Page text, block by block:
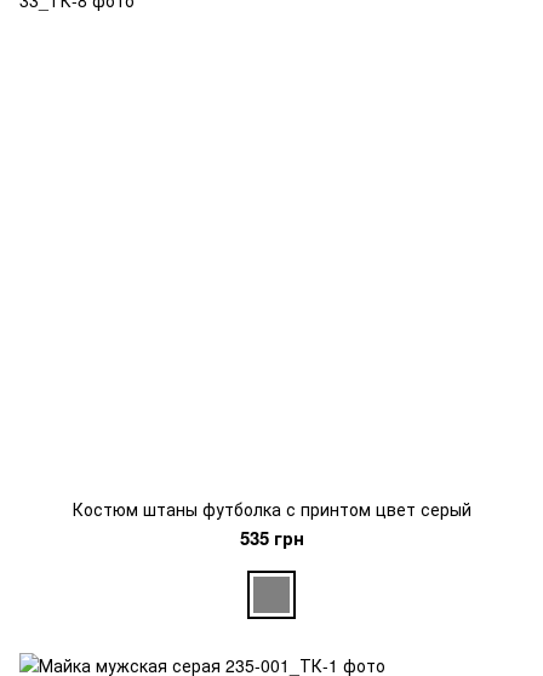
Костюм штаны футболка с принтом цвет серый
535 грн